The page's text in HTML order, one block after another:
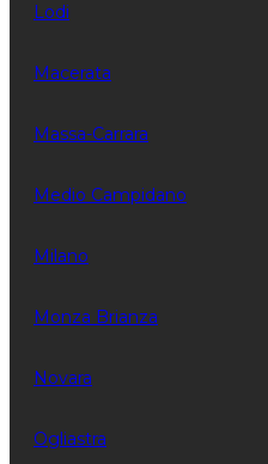
Lodi
Macerata
Massa-Carrara
Medio Campidano
Milano
Monza Brianza
Novara
Ogliastra